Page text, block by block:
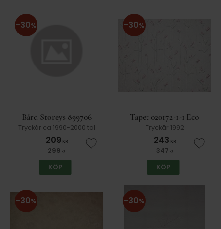
Bård Storeys 899706
Tryckår ca 1990-2000 tal
209 KR
299KR
30%
Lägg till i favoriter
KÖP
Tapet 020172-1-1 Eco
Tryckår 1992
243 KR
347KR
30%
Lägg
KÖP
30% 30%